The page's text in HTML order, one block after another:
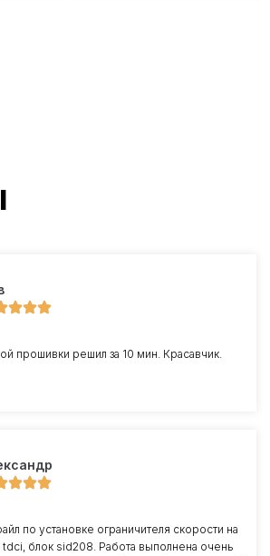
прошивки решил за 10 мин. Красавчик.
по установке ограничителя скорости на
tdci, блок sid208. Работа выполнена очень